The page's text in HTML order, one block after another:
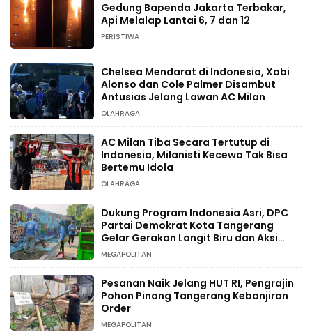
Gedung Bapenda Jakarta Terbakar,
Api Melalap Lantai 6, 7 dan 12
PERISTIWA
Chelsea Mendarat di Indonesia, Xabi
Alonso dan Cole Palmer Disambut
Antusias Jelang Lawan AC Milan
OLAHRAGA
AC Milan Tiba Secara Tertutup di
Indonesia, Milanisti Kecewa Tak Bisa
Bertemu Idola
OLAHRAGA
Dukung Program Indonesia Asri, DPC
Partai Demokrat Kota Tangerang
Gelar Gerakan Langit Biru dan Aksi
Tanam Pohon
MEGAPOLITAN
Pesanan Naik Jelang HUT RI, Pengrajin
Pohon Pinang Tangerang Kebanjiran
Order
MEGAPOLITAN